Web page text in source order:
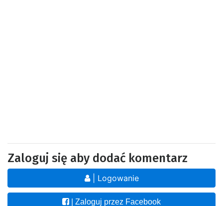
Zaloguj się aby dodać komentarz
| Logowanie
| Zaloguj przez Facebook